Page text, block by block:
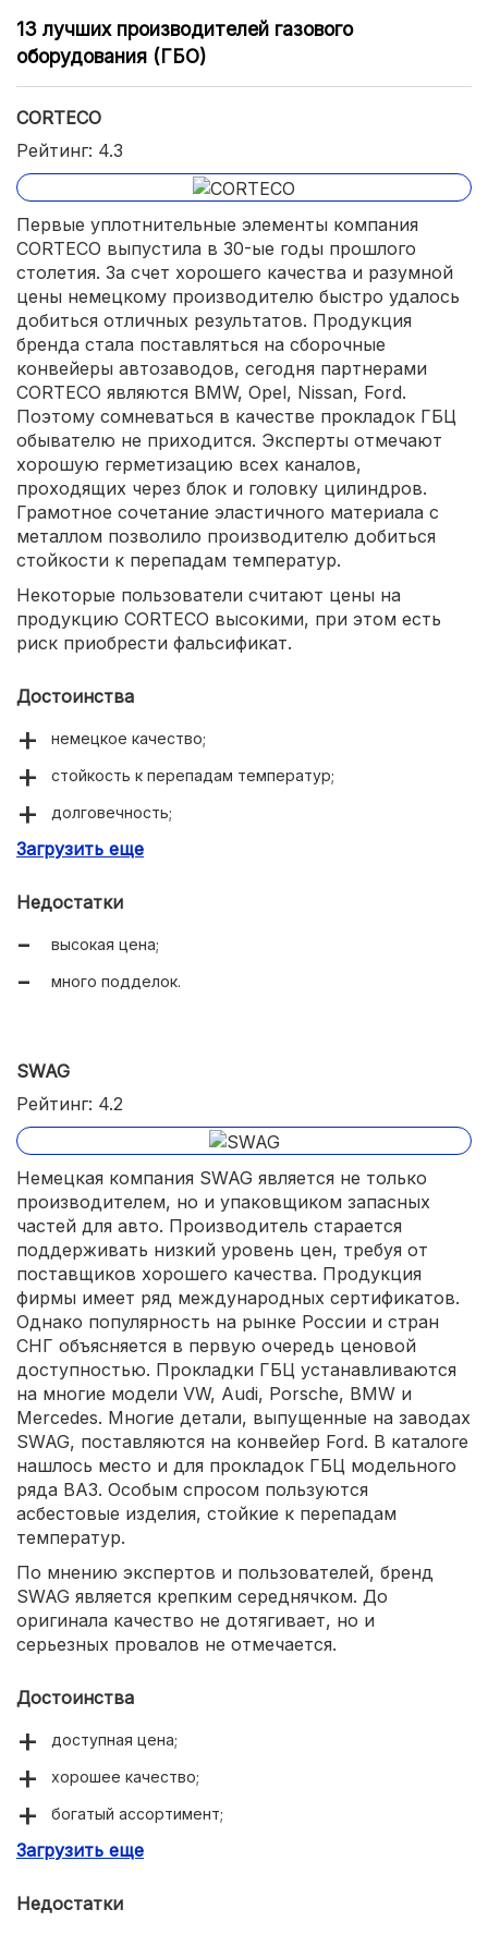
13 лучших производителей газового
оборудования (ГБО)
CORTECO
Рейтинг: 4.3
Первые уплотнительные элементы компания
CORTECO выпустила в 30-ые годы прошлого
столетия. За счет хорошего качества и разумной
цены немецкому производителю быстро удалось
добиться отличных результатов. Продукция
бренда стала поставляться на сборочные
конвейеры автозаводов, сегодня партнерами
CORTECO являются BMW, Opel, Nissan, Ford.
Поэтому сомневаться в качестве прокладок ГБЦ
обывателю не приходится. Эксперты отмечают
хорошую герметизацию всех каналов,
проходящих через блок и головку цилиндров.
Грамотное сочетание эластичного материала с
металлом позволило производителю добиться
стойкости к перепадам температур.
Некоторые пользователи считают цены на
продукцию CORTECO высокими, при этом есть
риск приобрести фальсификат.
Достоинства
немецкое качество;
стойкость к перепадам температур;
долговечность;
широкий ассортимент.
Загрузить еще
Недостатки
высокая цена;
много подделок.
SWAG
Рейтинг: 4.2
Немецкая компания SWAG является не только
производителем, но и упаковщиком запасных
частей для авто. Производитель старается
поддерживать низкий уровень цен, требуя от
поставщиков хорошего качества. Продукция
фирмы имеет ряд международных сертификатов.
Однако популярность на рынке России и стран
СНГ объясняется в первую очередь ценовой
доступностью. Прокладки ГБЦ устанавливаются
на многие модели VW, Audi, Porsche, BMW и
Mercedes. Многие детали, выпущенные на заводах
SWAG, поставляются на конвейер Ford. В каталоге
нашлось место и для прокладок ГБЦ модельного
ряда ВАЗ. Особым спросом пользуются
асбестовые изделия, стойкие к перепадам
температур.
По мнению экспертов и пользователей, бренд
SWAG является крепким середнячком. До
оригинала качество не дотягивает, но и
серьезных провалов не отмечается.
Достоинства
доступная цена;
хорошее качество;
богатый ассортимент;
надежность.
Загрузить еще
Недостатки